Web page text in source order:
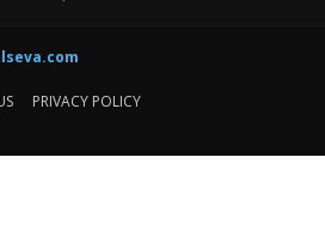
PRIVACY POLICY